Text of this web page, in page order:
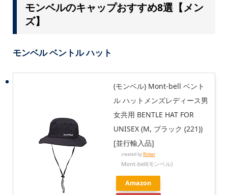
モンベルのキャップおすすめ8選【メン
ズ】
モンベル ベントル ハット
(モンベル) Mont-bell ベント
ル ハットメンズレディース男
女共用 BENTLE HAT FOR
UNISEX (M, ブラック (221))
[並行輸入品]
created byRinker
Mont-bell(モンベル)
Amazon